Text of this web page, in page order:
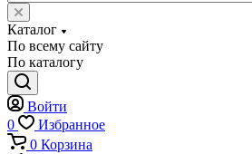
Каталог
По всему сайту
По каталогу
Войти
0
Избранное
0 Корзина